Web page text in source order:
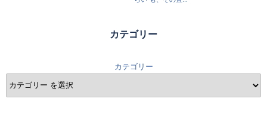
カテゴリー
カテゴリー